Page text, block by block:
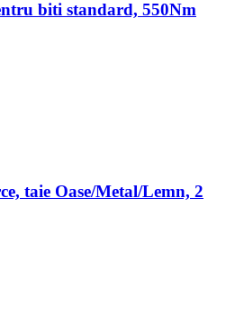
biti standard, 550Nm
taie Oase/Metal/Lemn, 2